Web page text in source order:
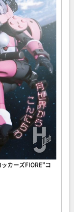
カーズFIORE”コ